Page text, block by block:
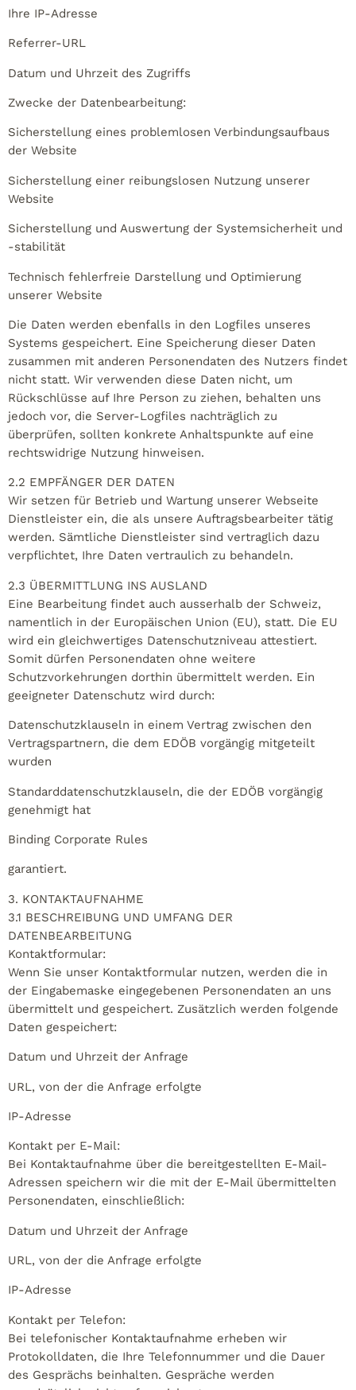
Ihre IP-Adresse
Referrer-URL
Datum und Uhrzeit des Zugriffs
Zwecke der Datenbearbeitung:
Sicherstellung eines problemlosen Verbindungsaufbaus
der Website
Sicherstellung einer reibungslosen Nutzung unserer
Website
Sicherstellung und Auswertung der Systemsicherheit und
-stabilität
Technisch fehlerfreie Darstellung und Optimierung
unserer Website
Die Daten werden ebenfalls in den Logfiles unseres
Systems gespeichert. Eine Speicherung dieser Daten
zusammen mit anderen Personendaten des Nutzers findet
nicht statt. Wir verwenden diese Daten nicht, um
Rückschlüsse auf Ihre Person zu ziehen, behalten uns
jedoch vor, die Server-Logfiles nachträglich zu
überprüfen, sollten konkrete Anhaltspunkte auf eine
rechtswidrige Nutzung hinweisen.
2.2 EMPFÄNGER DER DATEN
Wir setzen für Betrieb und Wartung unserer Webseite
Dienstleister ein, die als unsere Auftragsbearbeiter tätig
werden. Sämtliche Dienstleister sind vertraglich dazu
verpflichtet, Ihre Daten vertraulich zu behandeln.
2.3 ÜBERMITTLUNG INS AUSLAND
Eine Bearbeitung findet auch ausserhalb der Schweiz,
namentlich in der Europäischen Union (EU), statt. Die EU
wird ein gleichwertiges Datenschutzniveau attestiert.
Somit dürfen Personendaten ohne weitere
Schutzvorkehrungen dorthin übermittelt werden. Ein
geeigneter Datenschutz wird durch:
Datenschutzklauseln in einem Vertrag zwischen den
Vertragspartnern, die dem EDÖB vorgängig mitgeteilt
wurden
Standarddatenschutzklauseln, die der EDÖB vorgängig
genehmigt hat
Binding Corporate Rules
garantiert.
3. KONTAKTAUFNAHME
3.1 BESCHREIBUNG UND UMFANG DER
DATENBEARBEITUNG
Kontaktformular:
Wenn Sie unser Kontaktformular nutzen, werden die in
der Eingabemaske eingegebenen Personendaten an uns
übermittelt und gespeichert. Zusätzlich werden folgende
Daten gespeichert:
Datum und Uhrzeit der Anfrage
URL, von der die Anfrage erfolgte
IP-Adresse
Kontakt per E-Mail:
Bei Kontaktaufnahme über die bereitgestellten E-Mail-
Adressen speichern wir die mit der E-Mail übermittelten
Personendaten, einschließlich:
Datum und Uhrzeit der Anfrage
URL, von der die Anfrage erfolgte
IP-Adresse
Kontakt per Telefon:
Bei telefonischer Kontaktaufnahme erheben wir
Protokolldaten, die Ihre Telefonnummer und die Dauer
des Gesprächs beinhalten. Gespräche werden